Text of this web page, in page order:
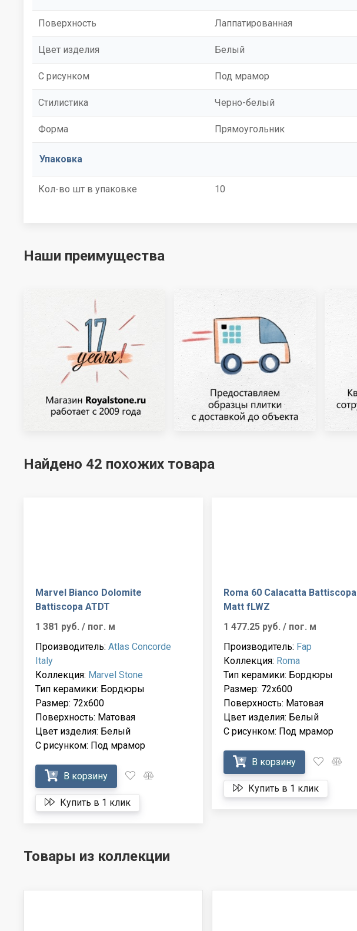
Поверхность Лаппатированная
Цвет изделия Белый
С рисунком Под мрамор
Стилистика Черно-белый
Форма Прямоугольник
Упаковка
Кол-во шт в упаковке 10
Наши преимущества
Найдено 42 похожих товара
Marvel Bianco Dolomite
Battiscopa ATDT
1 381 руб. / пог. м
Производитель: Atlas Concorde
Italy
Коллекция: Marvel Stone
Тип керамики: Бордюры
Размер: 72x600
Поверхность: Матовая
Цвет изделия: Белый
С рисунком: Под мрамор
В корзину
Купить в 1 клик
Roma 60 Calacatta Battiscopa
Matt fLWZ
1 477.25 руб. / пог. м
Производитель: Fap
Коллекция: Roma
Тип керамики: Бордюры
Размер: 72x600
Поверхность: Матовая
Цвет изделия: Белый
С рисунком: Под мрамор
В корзину
Купить в 1 клик
Товары из коллекции